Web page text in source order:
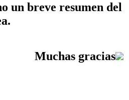
un breve resumen del
gracias